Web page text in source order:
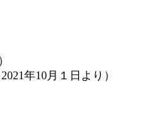
年10月１日より）